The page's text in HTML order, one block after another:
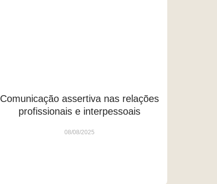
Comunicação assertiva nas relações
profissionais e interpessoais
08/08/2025